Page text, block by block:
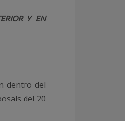
Y EN
dentro del
del 20